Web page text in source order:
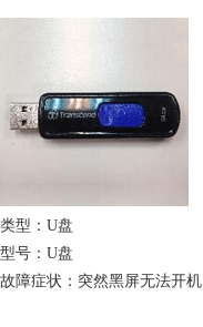
类型：U盘
型号：U盘
故障症状：突然黑屏无法开机